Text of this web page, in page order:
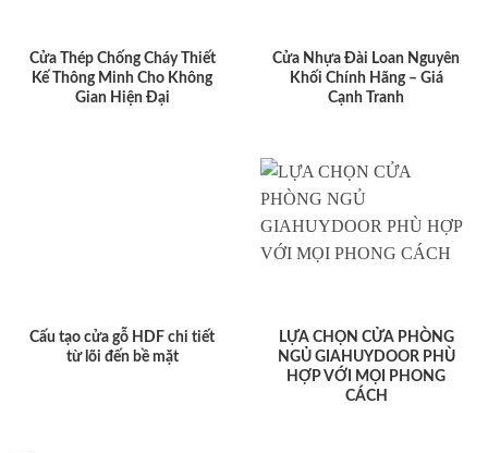
Cửa Thép Chống Cháy Thiết
Kế Thông Minh Cho Không
Gian Hiện Đại
Cửa Nhựa Đài Loan Nguyên
Khối Chính Hãng – Giá
Cạnh Tranh
Cấu tạo cửa gỗ HDF chi tiết
từ lõi đến bề mặt
LỰA CHỌN CỬA PHÒNG
NGỦ GIAHUYDOOR PHÙ
HỢP VỚI MỌI PHONG
CÁCH